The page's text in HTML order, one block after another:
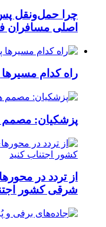
چرا حمل‌ونقل
اصلی مسافران
راه کدام
پزشکیان: مصمم
از تردد در
شرقی کشور